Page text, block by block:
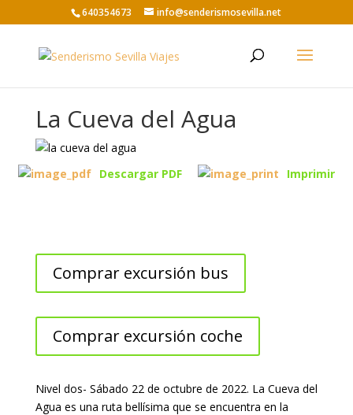
640354673 info@senderismosevilla.net
La Cueva del Agua
Descargar PDF Imprimir
Comprar excursión bus
Comprar excursión coche
Nivel dos- Sábado 22 de octubre de 2022. La Cueva del
Agua es una ruta bellísima que se encuentra en la